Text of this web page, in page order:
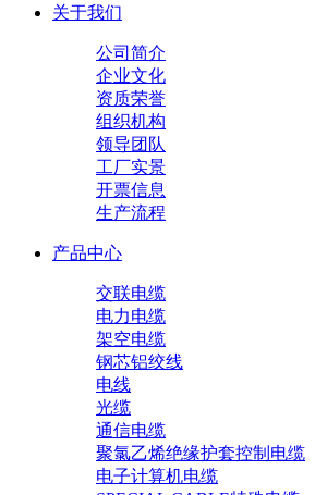
关于我们
公司简介
企业文化
资质荣誉
组织机构
领导团队
工厂实景
开票信息
生产流程
产品中心
交联电缆
电力电缆
架空电缆
钢芯铝绞线
电线
光缆
通信电缆
聚氯乙烯绝缘护套控制电缆
电子计算机电缆